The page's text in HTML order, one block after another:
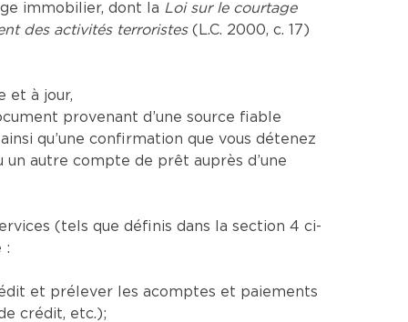
immobilier, dont la Loi sur le courtage
des activités terroristes(L.C. 2000, c. 17)
et à jour,
provenant d’une source fiable
qu’une confirmation que vous détenez
autre compte de prêt auprès d’une
(tels que définis dans la section 4 ci-
:
et prélever les acomptes et paiements
crédit, etc.);